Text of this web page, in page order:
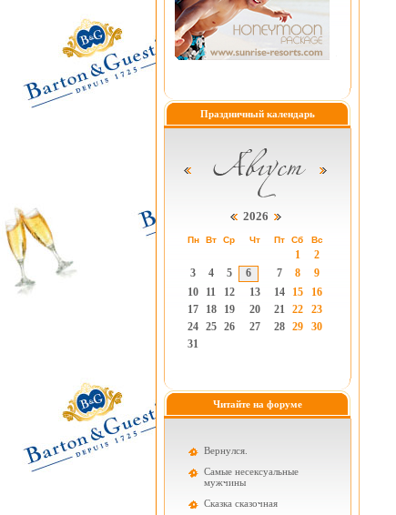
Праздничный календарь
2026
Пн Вт Ср Чт Пт Сб Вс
1
2
3
4 5 6 7 8
9
10
11 12 13 14 15
16
17
18 19 20 21 22
23
24 25 26 27 28 29
30
31
Читайте на форуме
Вернулся.
Самые несексуальные
мужчины
Cказка сказочная